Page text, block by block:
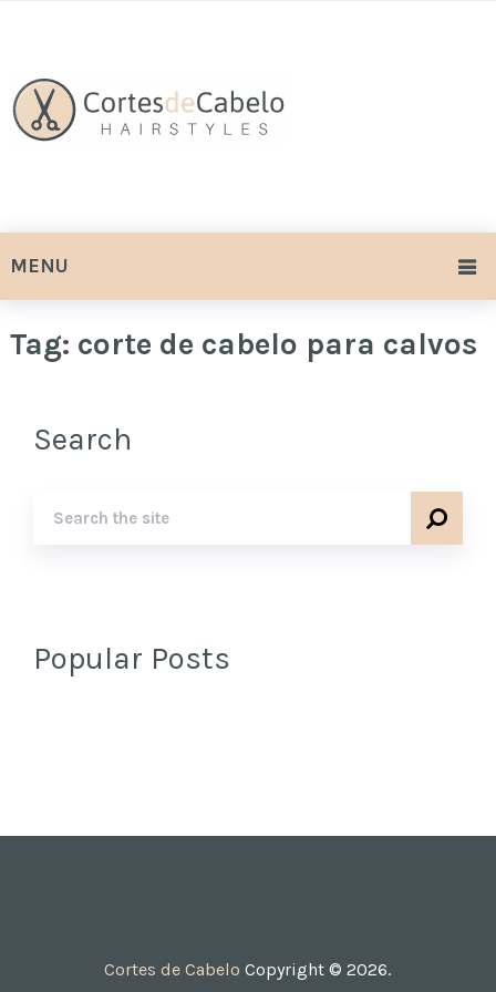
MENU
Tag: corte de cabelo para calvos
Search
Popular Posts
Cortes de Cabelo Copyright © 2026.